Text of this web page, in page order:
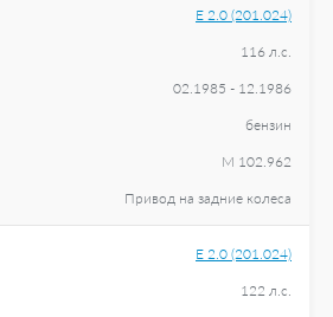
E 2.0 (201.024)
116 л.с.
02.1985 - 12.1986
бензин
M 102.962
Привод на задние колеса
E 2.0 (201.024)
122 л.с.